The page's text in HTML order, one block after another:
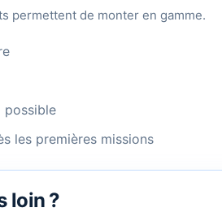
permettent de monter en gamme.
possible
les premières missions
loin ?